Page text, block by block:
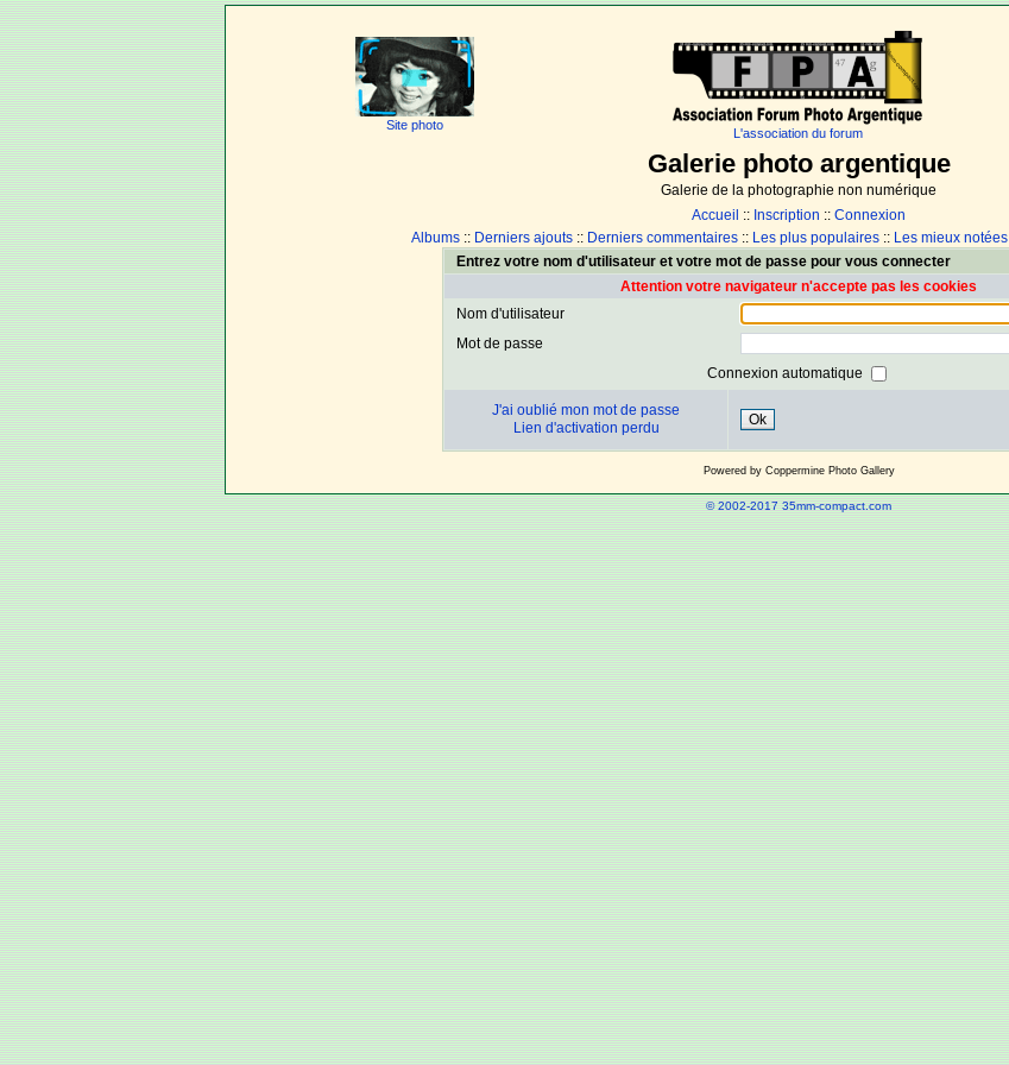
Site photo
L'association du forum
Galerie photo argentique
Galerie de la photographie non numérique
Accueil :: Inscription :: Connexion
Albums :: Derniers ajouts :: Derniers commentaires :: Les plus populaires :: Les mieux notées
Entrez votre nom d'utilisateur et votre mot de passe pour vous connecter
Attention votre navigateur n'accepte pas les cookies
Nom d'utilisateur
Mot de passe
Connexion automatique
J'ai oublié mon mot de passe
Lien d'activation perdu
Ok
Powered by Coppermine Photo Gallery
© 2002-2017 35mm-compact.com